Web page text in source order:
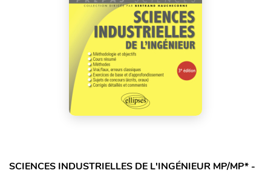
SCIENCES INDUSTRIELLES DE L'INGÉNIEUR MP/MP* -